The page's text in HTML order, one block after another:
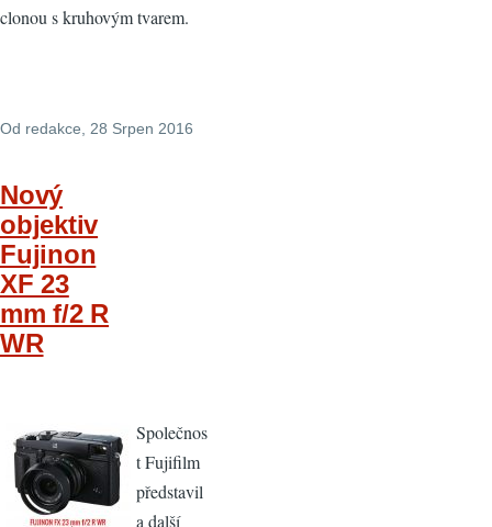
clonou s kruhovým tvarem.
Od redakce , 28 Srpen 2016
Nový
objektiv
Fujinon
XF 23
mm f/2 R
WR
Společnos
t Fujifilm
představil
a další